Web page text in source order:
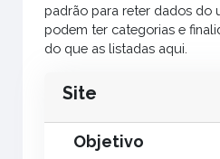
padrão para reter dados do
podem ter categorias e
do que as listadas aqui.
Site
Objetivo